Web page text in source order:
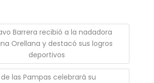
Barrera recibió a la nadadora
Orellana y destacó sus logros
deportivos
las Pampas celebrará su